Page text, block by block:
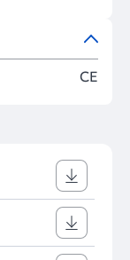
CE